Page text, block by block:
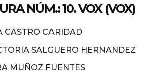
NÚM.: 10. VOX (VOX)
CASTRO CARIDAD
SALGUERO HERNANDEZ
MUÑOZ FUENTES